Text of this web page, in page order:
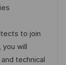
to join
will
technical